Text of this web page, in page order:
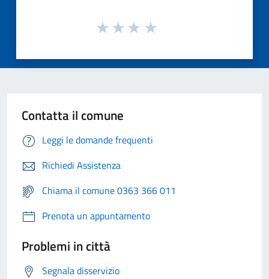
Contatta il comune
Leggi le domande frequenti
Richiedi Assistenza
Chiama il comune 0363 366 011
Prenota un appuntamento
Problemi in città
Segnala disservizio